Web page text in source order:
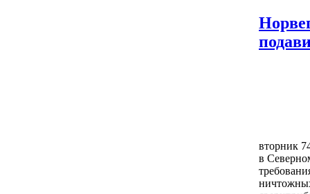
вторник
в